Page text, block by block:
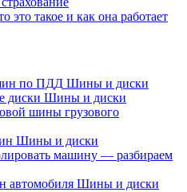
это такое и как она работает
по ПДД Шины и диски
диски Шины и диски
шины грузового
Шины и диски
машину — разбираем
автомобиля Шины и диски